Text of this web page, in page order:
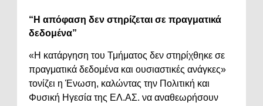
“Η απόφαση δεν στηρίζεται σε πραγματικά
δεδομένα”
«Η κατάργηση του Τμήματος δεν στηρίχθηκε σε
πραγματικά δεδομένα και ουσιαστικές ανάγκες»
τονίζει η Ένωση, καλώντας την Πολιτική και
Φυσική Ηγεσία της ΕΛ.ΑΣ. να αναθεωρήσουν